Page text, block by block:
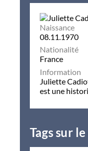
Naissance
08.11.1970
Nationalité
France
Information
Juliette
est une
Tags sur